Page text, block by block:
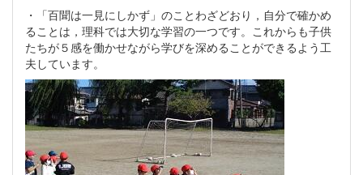
・「百聞は一見にしかず」のことわざどおり，自分で確かめ
ることは，理科では大切な学習の一つです。これからも子供
たちが５感を働かせながら学びを深めることができるよう工
夫しています。